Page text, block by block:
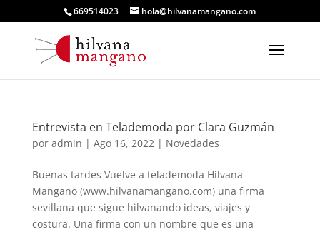
669514023 hola@hilvanamangano.com
Entrevista en Telademoda por Clara Guzmán
por admin | Ago 16, 2022| Novedades
Buenas tardes Vuelve a telademoda Hilvana
Mangano (www.hilvanamangano.com) una firma
sevillana que sigue hilvanando ideas, viajes y
costura. Una firma con un nombre que es una